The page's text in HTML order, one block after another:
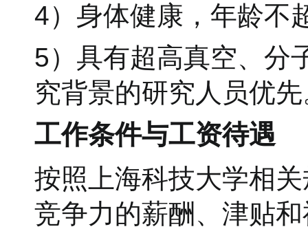
4）身体健康，年龄不
5）具有超高真空、分
究背景的研究人员优
工作条件与工资待遇
按照上海科技大学相
竞争力的薪酬、津贴